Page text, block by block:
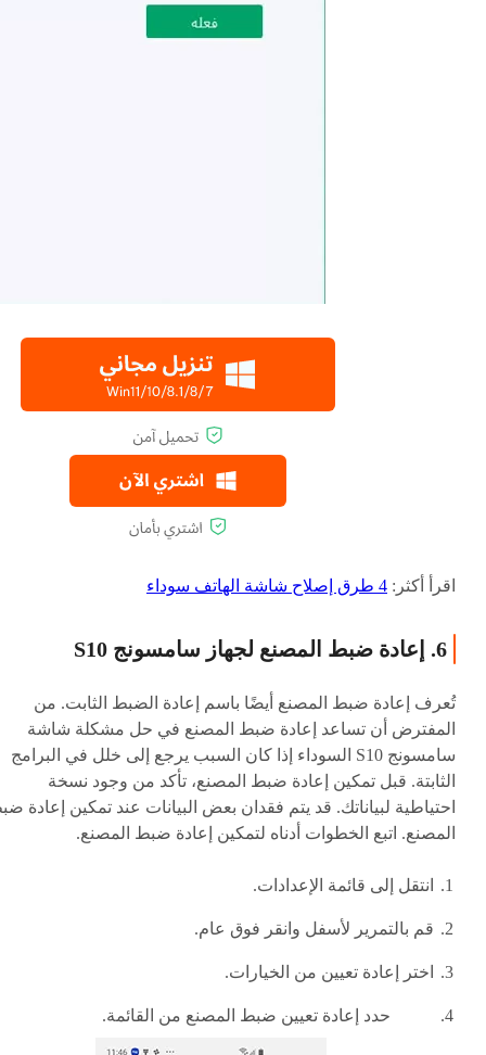
اقرأ أكثر: 4 طرق إصلاح شاشة الهاتف سوداء
6. إعادة ضبط المصنع لجهاز سامسونج S10
تُعرف إعادة ضبط المصنع أيضًا باسم إعادة الضبط الثابت. من
المفترض أن تساعد إعادة ضبط المصنع في حل مشكلة شاشة
سامسونج S10 السوداء إذا كان السبب يرجع إلى خلل في البرامج
الثابتة. قبل تمكين إعادة ضبط المصنع، تأكد من وجود نسخة
احتياطية لبياناتك. قد يتم فقدان بعض البيانات عند تمكين إعادة
المصنع. اتبع الخطوات أدناه لتمكين إعادة ضبط المصنع.
انتقل إلى قائمة الإعدادات.
قم بالتمرير لأسفل وانقر فوق عام.
اختر إعادة تعيين من الخيارات.
حدد إعادة تعيين ضبط المصنع من القائمة.